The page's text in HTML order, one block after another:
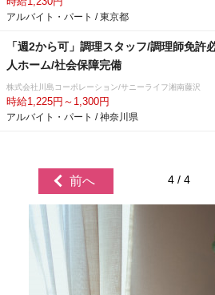
アルバイト・パート / 東京都
「週2から可」調理スタッフ/調理師免許
人ホーム/社会保障完備
株式会社川島コーポレーション/サニーライフ湘南藤沢
時給1,225円～1,300円
アルバイト・パート / 神奈川県
前へ 4 / 4